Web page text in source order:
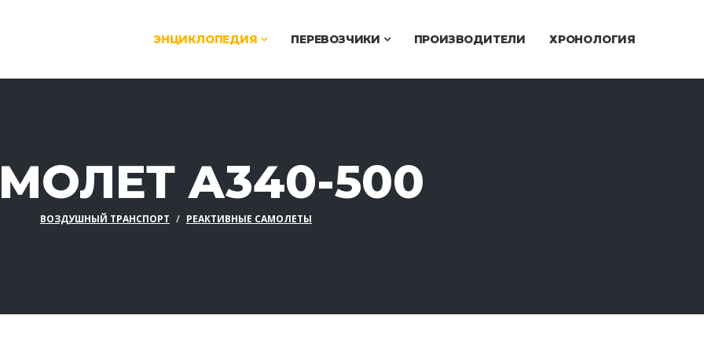
ЭНЦИКЛОПЕДИЯ ПЕРЕВОЗЧИКИ ПРОИЗВОДИТЕЛИ ХРОНОЛОГИЯ
A340-500
ВОЗДУШНЫЙ ТРАНСПОРТ РЕАКТИВНЫЕ САМОЛЕТЫ